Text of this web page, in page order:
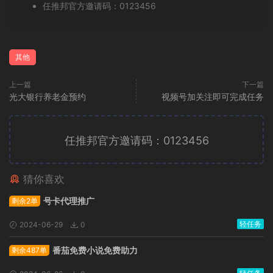
任推邦官方邀请码：0123456
其他
上一篇
光大银行养老金预约
下一篇
视频号加关注即可完成任务
任推邦官方邀请码：0123456
猜你喜欢
剩余2单 号卡代理推广
2024-06-29 0 轻任务
剩余487单 番茄免费小说免费助力